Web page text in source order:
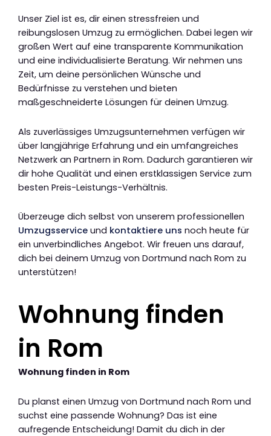
Unser Ziel ist es, dir einen stressfreien und
reibungslosen Umzug zu ermöglichen. Dabei legen wir
großen Wert auf eine transparente Kommunikation
und eine individualisierte Beratung. Wir nehmen uns
Zeit, um deine persönlichen Wünsche und
Bedürfnisse zu verstehen und bieten
maßgeschneiderte Lösungen für deinen Umzug.
Als zuverlässiges Umzugsunternehmen verfügen wir
über langjährige Erfahrung und ein umfangreiches
Netzwerk an Partnern in Rom. Dadurch garantieren wir
dir hohe Qualität und einen erstklassigen Service zum
besten Preis-Leistungs-Verhältnis.
Überzeuge dich selbst von unserem professionellen
Umzugsservice und kontaktiere uns noch heute für
ein unverbindliches Angebot. Wir freuen uns darauf,
dich bei deinem Umzug von Dortmund nach Rom zu
unterstützen!
Wohnung finden
in Rom
Wohnung finden in Rom
Du planst einen Umzug von Dortmund nach Rom und
suchst eine passende Wohnung? Das ist eine
aufregende Entscheidung! Damit du dich in der